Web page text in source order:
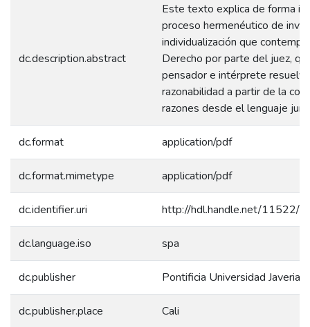
dc.description.abstract
Este texto explica de forma
proceso hermenéutico de
individualización que
Derecho por parte del juez,
pensador e intérprete
razonabilidad a partir de la
razones desde el lenguaje
dc.format application/pdf
dc.format.mimetype application/pdf
dc.identifier.uri http://hdl.handle.net/11522/
dc.language.iso spa
dc.publisher Pontificia Universidad
dc.publisher.place Cali